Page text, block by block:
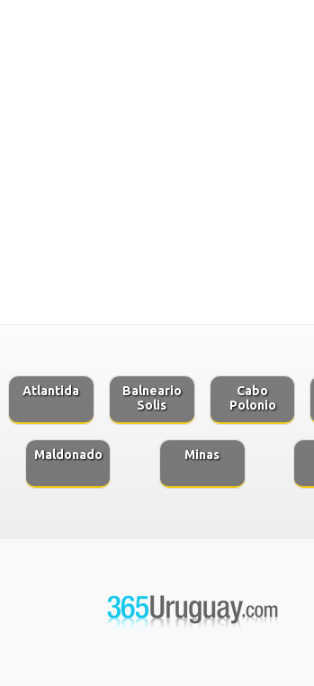
Atlantida
Balneario
Solis
Cabo
Polonio
Maldonado Minas